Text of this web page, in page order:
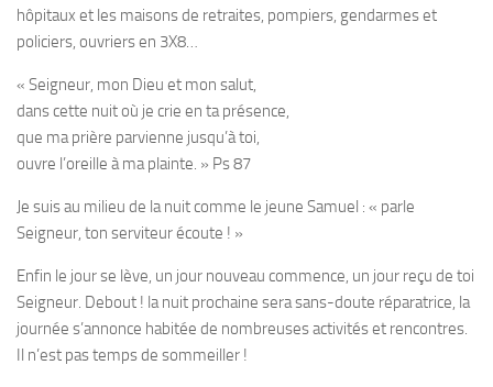
hôpitaux et les maisons de retraites, pompiers, gendarmes et
policiers, ouvriers en 3X8…
« Seigneur, mon Dieu et mon salut,
dans cette nuit où je crie en ta présence,
que ma prière parvienne jusqu’à toi,
ouvre l’oreille à ma plainte. » Ps 87
Je suis au milieu de la nuit comme le jeune Samuel : « parle
Seigneur, ton serviteur écoute ! »
Enfin le jour se lève, un jour nouveau commence, un jour reçu de toi
Seigneur. Debout ! la nuit prochaine sera sans-doute réparatrice, la
journée s’annonce habitée de nombreuses activités et rencontres.
Il n’est pas temps de sommeiller !